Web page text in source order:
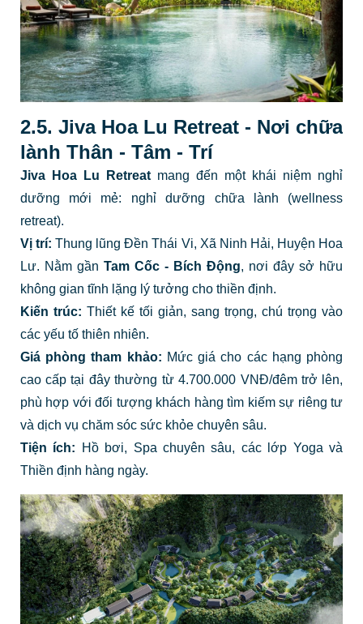
2.5. Jiva Hoa Lu Retreat - Nơi chữa
lành Thân - Tâm - Trí
Jiva Hoa Lu Retreatmang đến một khái niệm nghỉ
dưỡng mới mẻ: nghỉ dưỡng chữa lành (wellness
retreat).
Vị trí: Thung lũng Đền Thái Vi, Xã Ninh Hải, Huyện Hoa
Lư. Nằm gần Tam Cốc - Bích Động, nơi đây sở hữu
không gian tĩnh lặng lý tưởng cho thiền định.
Kiến trúc: Thiết kế tối giản, sang trọng, chú trọng vào
các yếu tố thiên nhiên.
Giá phòng tham khảo: Mức giá cho các hạng phòng
cao cấp tại đây thường từ 4.700.000 VNĐ/đêm trở lên,
phù hợp với đối tượng khách hàng tìm kiếm sự riêng tư
và dịch vụ chăm sóc sức khỏe chuyên sâu.
Tiện ích: Hồ bơi, Spa chuyên sâu, các lớp Yoga và
Thiền định hàng ngày.